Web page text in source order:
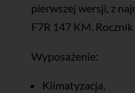
pierwszej wersji, z
F7R 147 KM.
Wyposażenie:
Klimatyzacja,